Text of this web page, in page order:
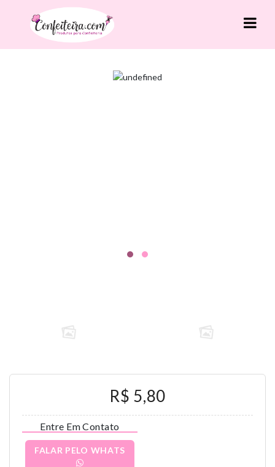
R$ 5,80
Entre Em Contato
FALAR PELO WHATS